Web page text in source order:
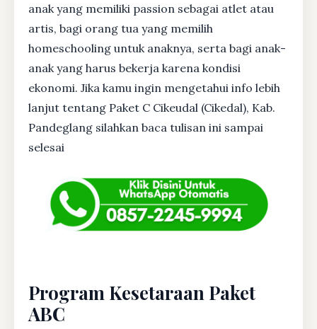
anak yang memiliki passion sebagai atlet atau
artis, bagi orang tua yang memilih
homeschooling untuk anaknya, serta bagi anak-
anak yang harus bekerja karena kondisi
ekonomi. Jika kamu ingin mengetahui info lebih
lanjut tentang Paket C Cikeudal (Cikedal), Kab.
Pandeglang silahkan baca tulisan ini sampai
selesai
Program Kesetaraan Paket
ABC